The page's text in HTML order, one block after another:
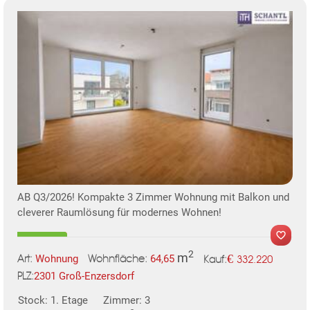
AB Q3/2026! Kompakte 3 Zimmer Wohnung mit Balkon und
cleverer Raumlösung für modernes Wohnen!
Art: Wohnung Wohnfläche: 64,65 m2 Kauf:€ 332.220
PLZ:2301 Groß-Enzersdorf
Stock: 1. Etage
Zimmer: 3